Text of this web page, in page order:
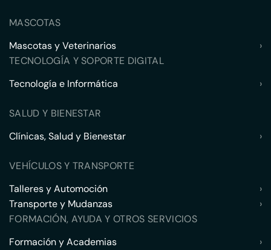
MASCOTAS
Mascotas y Veterinarios
›
TECNOLOGÍA Y SOPORTE DIGITAL
Tecnología e Informática
›
SALUD Y BIENESTAR
Clínicas, Salud y Bienestar
›
VEHÍCULOS Y TRANSPORTE
Talleres y Automoción
›
Transporte y Mudanzas
›
FORMACIÓN, AYUDA Y OTROS SERVICIOS
Formación y Academias
›